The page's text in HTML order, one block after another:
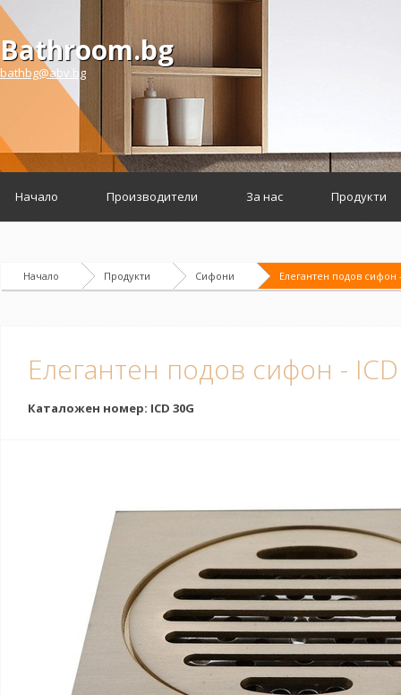
Bathroom.bg
bathbg@abv.bg
Начало Производители За нас Продукти
Начало Продукти Сифони Елегантен подов сифон
Елегантен подов сифон -
Каталожен номер: ICD 30G